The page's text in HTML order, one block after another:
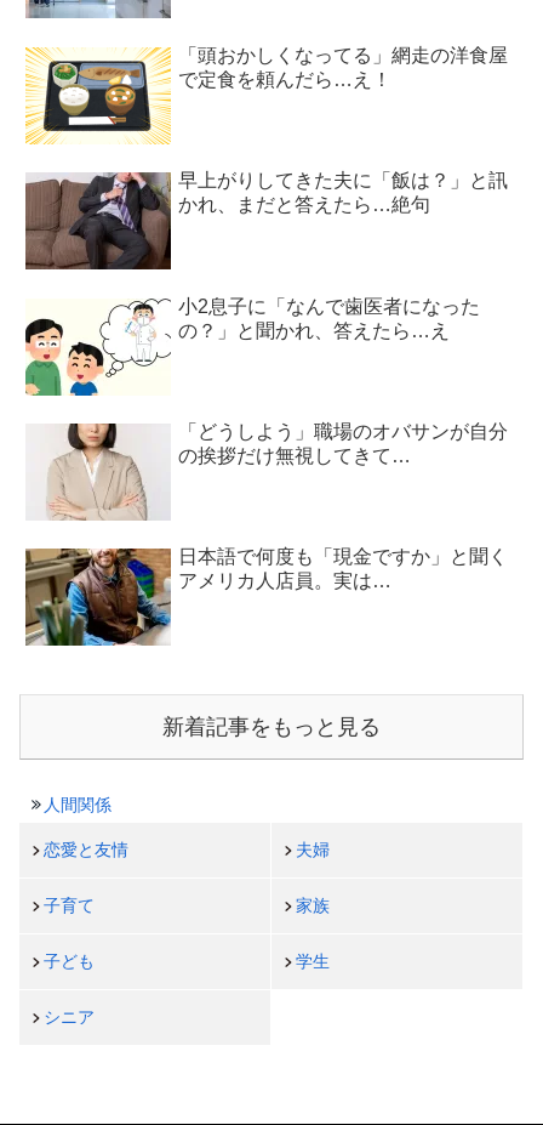
「頭おかしくなってる」網走の洋食屋
で定食を頼んだら…え！
早上がりしてきた夫に「飯は？」と訊
かれ、まだと答えたら…絶句
小2息子に「なんで歯医者になった
の？」と聞かれ、答えたら…え
「どうしよう」職場のオバサンが自分
の挨拶だけ無視してきて…
日本語で何度も「現金ですか」と聞く
アメリカ人店員。実は…
新着記事をもっと見る
人間関係
恋愛と友情 夫婦
子育て 家族
子ども 学生
シニア